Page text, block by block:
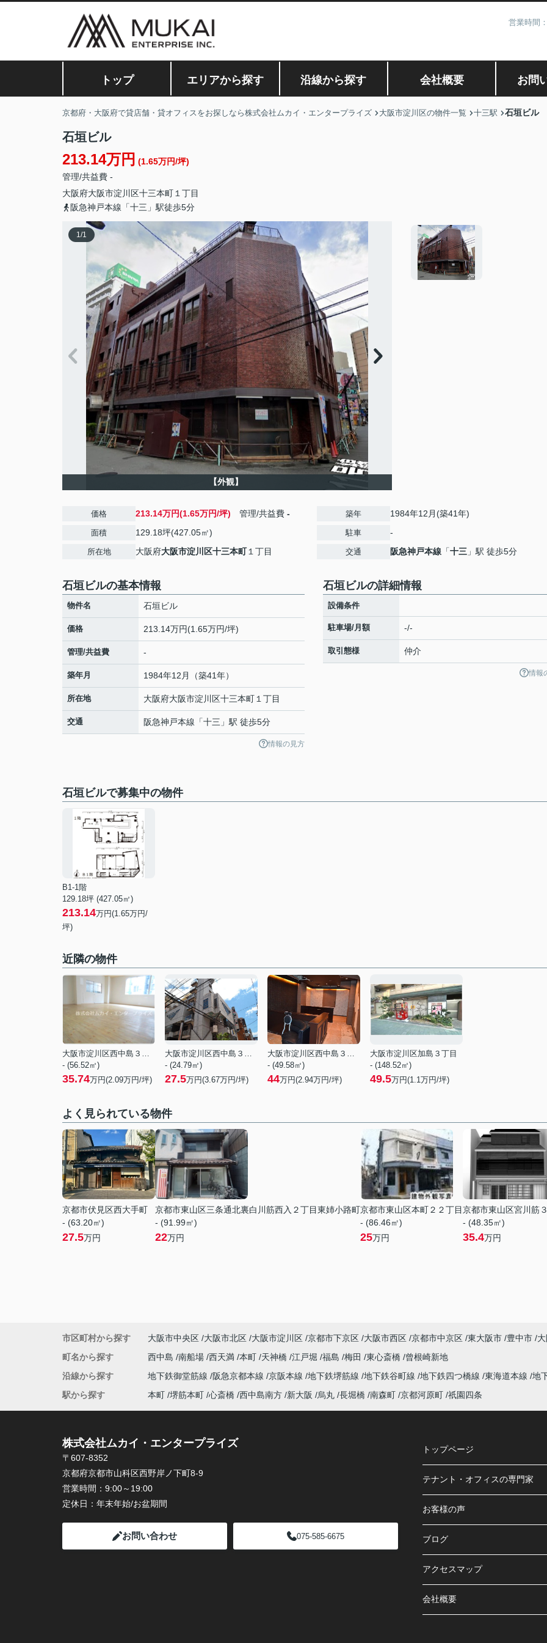
営業時間
トップ エリアから探す 沿線から探す 会社概要 お問
京都府・大阪府で貸店舗・貸オフィスをお探しなら株式会社ムカイ・エンタープライズ 大阪市淀川区の物件一覧 十三駅 石垣ビル
石垣ビル
213.14万円 (1.65万円/坪)
管理/共益費 -
大阪府大阪市淀川区十三本町 １丁目
阪急神戸本線「十三」駅徒歩5分
1/1
【外観】
価格 213.14万円(1.65万円/坪) 管理/共益費 -
面積 129.18坪(427.05㎡)
所在地 大阪府大阪市淀川区十三本町１丁目
築年 1984年12月(築41年)
駐車 -
交通 阪急神戸本線 「十三 」駅 徒歩5分
石垣ビルの基本情報
物件名 石垣ビル
価格 213.14万円(1.65万円/坪)
管理/共益費 -
築年月 1984年12月（築41年）
所在地 大阪府大阪市淀川区十三本町 １丁目
交通 阪急神戸本線 「十三 」駅 徒歩5分
情報の見方
石垣ビルの詳細情報
設備条件
駐車場/月額 -/-
取引態様 仲介
情報
石垣ビルで募集中の物件
B1-1階
129.18坪 (427.05㎡)
213.14万円(1.65万円/
坪)
近隣の物件
大阪市淀川区西中島３丁目
- (56.52㎡)
35.74万円(2.09万円/坪)
大阪市淀川区西中島３丁目
- (24.79㎡)
27.5万円(3.67万円/坪)
大阪市淀川区西中島３丁目
- (49.58㎡)
44万円(2.94万円/坪)
大阪市淀川区加島３丁目
- (148.52㎡)
49.5万円(1.1万円/坪)
よく見られている物件
京都市伏見区西大手町
- (63.20㎡)
27.5万円
京都市東山区三条通北裏白川筋西入２丁目東姉小路町
- (91.99㎡)
22万円
京都市東山区本町２２丁目
- (86.46㎡)
25万円
京都市東山区宮川筋
- (48.35㎡)
35.4万円
市区町村から探す 大阪市中央区 大阪市北区 大阪市淀川区 京都市下京区 大阪市西区 京都市中京区 東大阪市 豊中市
町名から探す
西中島 南船場 西天満 本町 天神橋 江戸堀 福島 梅田 東心斎橋
曾根崎新地
沿線から探す
地下鉄御堂筋線 阪急京都本線 京阪本線 地下鉄堺筋線 地下鉄谷町線 地下鉄四つ橋線 東海道本線 地
駅から探す
本町 堺筋本町 心斎橋 西中島南方 新大阪 烏丸 長堀橋 南森町 京都河原町 祇園四条
株式会社ムカイ・エンタープライズ
〒607-8352
京都府京都市山科区西野岸ノ下町8-9
営業時間： 9:00～19:00
定休日： 年末年始/お盆期間
お問い合わせ 075-585-6675
トップページ
テナント・オフィスの専門家
お客様の声
ブログ
アクセスマップ
会社概要